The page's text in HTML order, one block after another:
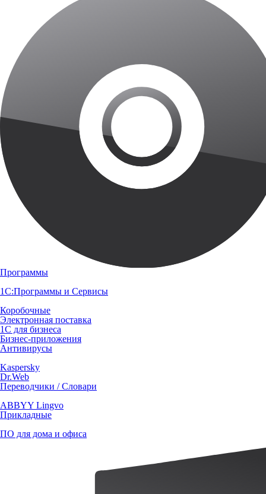
Программы
1С:Программы и Сервисы
Коробочные
Электронная поставка
1С для бизнеса
Бизнес-приложения
Антивирусы
Kaspersky
Dr.Web
Переводчики / Словари
ABBYY Lingvo
Прикладные
ПО для дома и офиса